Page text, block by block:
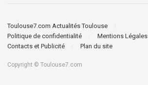
Toulouse7.com Actualités Toulouse
Politique de confidentialité
Mentions Légales
Contacts et Publicité
Plan du site
Copyright © Toulouse7.com